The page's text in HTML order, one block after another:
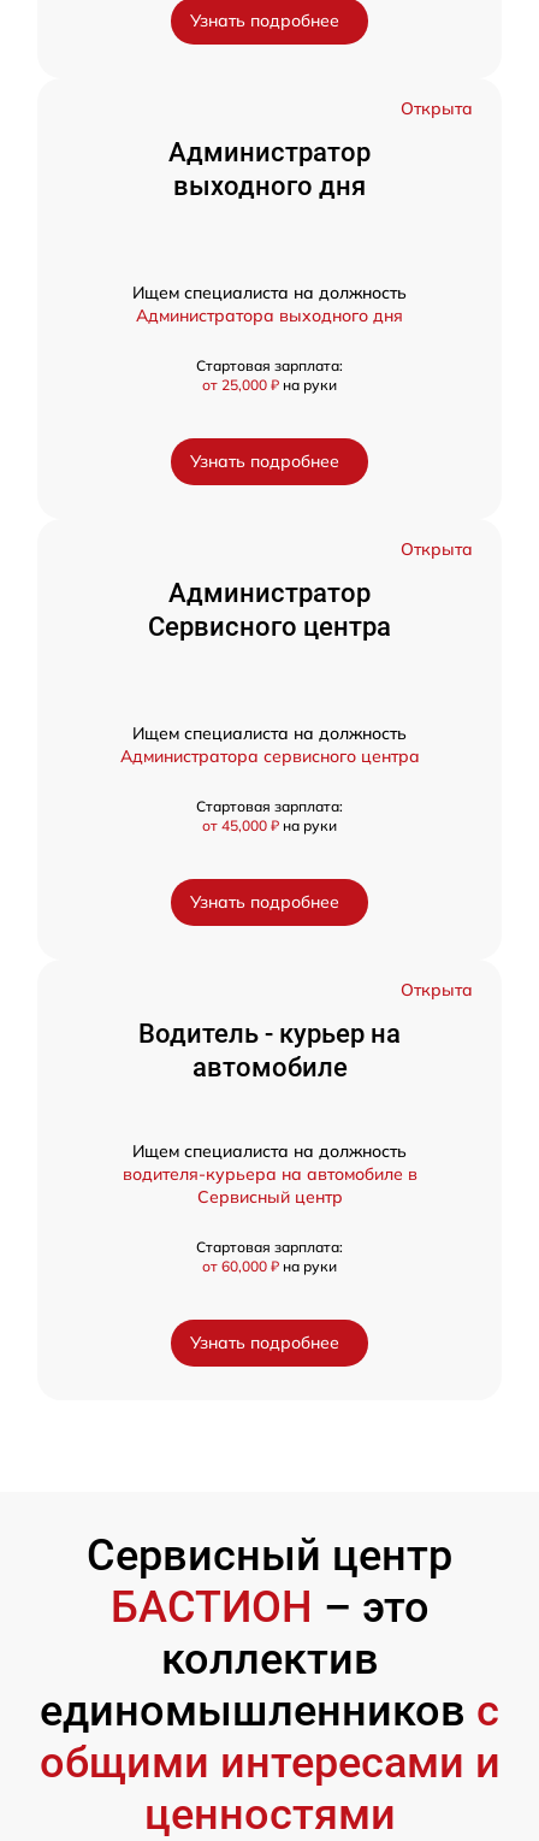
Узнать подробнее
Открыта
Администратор
выходного дня
Ищем специалиста на должность
Администратора выходного дня
Стартовая зарплата:
от 25,000 ₽ на руки
Узнать подробнее
Открыта
Администратор
Сервисного центра
Ищем специалиста на должность
Администратора сервисного центра
Стартовая зарплата:
от 45,000 ₽ на руки
Узнать подробнее
Открыта
Водитель - курьер на
автомобиле
Ищем специалиста на должность
водителя-курьера на автомобиле в
Сервисный центр
Стартовая зарплата:
от 60,000 ₽ на руки
Узнать подробнее
Сервисный центр
БАСТИОН – это
коллектив
единомышленников с
общими интересами и
ценностями